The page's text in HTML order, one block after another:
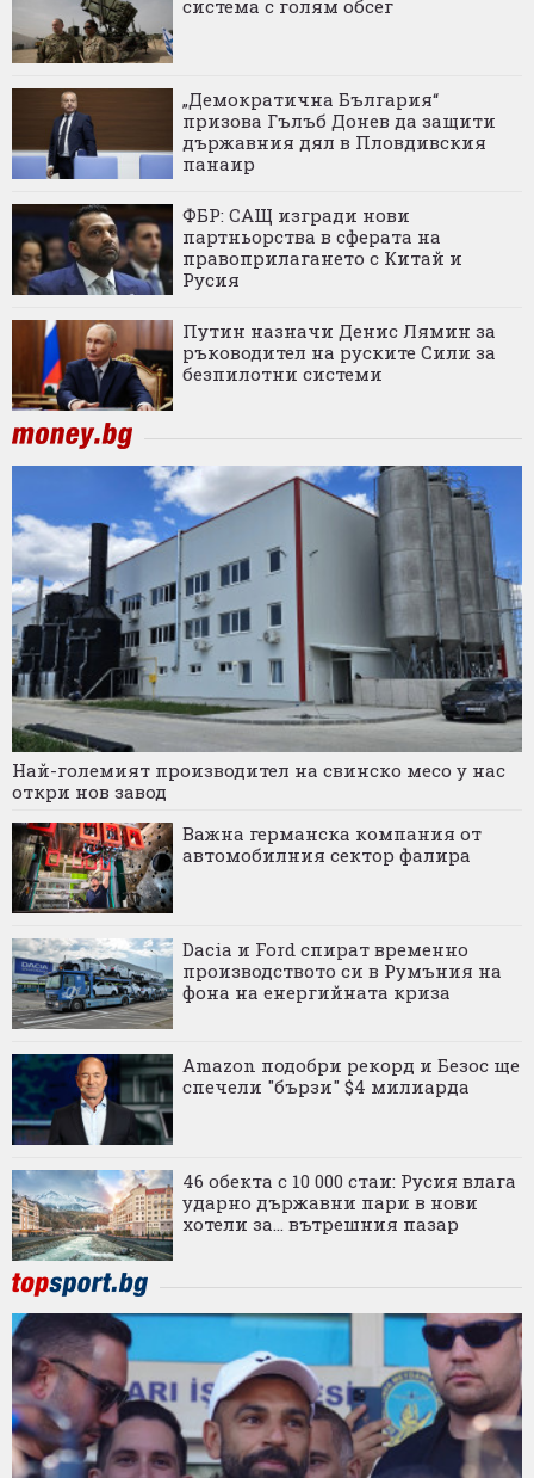
система с голям обсег
„Демократична България“
призова Гълъб Донев да защити
държавния дял в Пловдивския
панаир
ФБР: САЩ изгради нови
партньорства в сферата на
правоприлагането с Китай и
Русия
Путин назначи Денис Лямин за
ръководител на руските Сили за
безпилотни системи
Най-големият производител на свинско месо у нас
откри нов завод
Важна германска компания от
автомобилния сектор фалира
Dacia и Ford спират временно
производството си в Румъния на
фона на енергийната криза
Amazon подобри рекорд и Безос ще
спечели "бързи" $4 милиарда
46 обекта с 10 000 стаи: Русия влага
ударно държавни пари в нови
хотели за... вътрешния пазар